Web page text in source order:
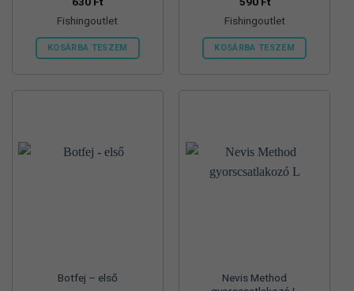
Fishingoutlet
KOSÁRBA TESZEM
Fishingoutlet
KOSÁRBA TESZEM
Botfej – első
Nevis Method